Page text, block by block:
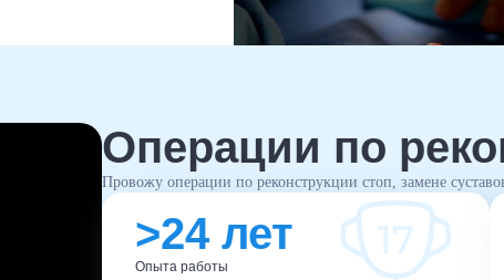
Операции по
Провожу операции по реконструкции стоп, замене
>24 лет
Опыта работы